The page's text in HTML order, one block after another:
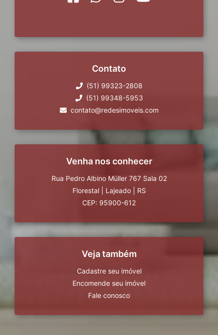
Contato
(51) 99323-2808
(51) 99348-5953
contato@redesimoveis.com
Venha nos conhecer
Rua Pedro Albino Müller 767 Sala 02
Florestal
Lajeado
RS
CEP: 95900-612
Veja também
Cadastre seu imóvel
Encomende seu imóvel
Fale conosco